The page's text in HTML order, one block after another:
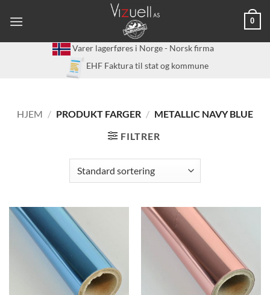
0
Varer lagerføres i Norge - Norsk firma
EHF Faktura til stat og kommune
HJEM / PRODUKT FARGER / METALLIC NAVY BLUE
FILTRER